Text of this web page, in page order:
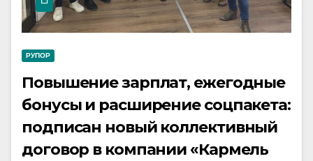
РУПОР
Повышение зарплат, ежегодные
бонусы и расширение соцпакета:
подписан новый коллективный
договор в компании «Кармель